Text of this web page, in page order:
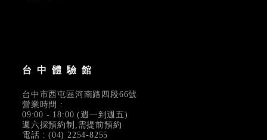
台中體驗館
台中市西屯區河南路四段66號
營業時間 :
09:00 - 18:00 (週一到週五)
週六採預約制,需提前預約
電話 : (04) 2254-8255